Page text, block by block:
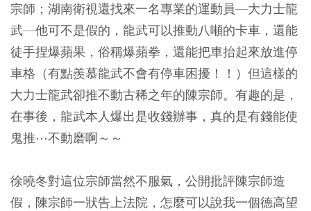
宗師；湖南衛視還找來一名專業的運動員—大力士龍
武—他可不是假的，龍武可以推動八噸的卡車，還能
徒手捏爆蘋果，俗稱爆蘋拳，還能把車抬起來放進停
車格（有點羨慕龍武不會有停車困擾！！）但這樣的
大力士龍武卻推不動古稀之年的陳宗師。有趣的是，
在事後，龍武本人爆出是收錢辦事，真的是有錢能使
鬼推⋯不動磨啊～～
徐曉冬對這位宗師當然不服氣，公開批評陳宗師造
假，陳宗師一狀告上法院，怎麼可以說我一個德高望